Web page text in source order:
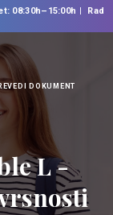
08:30h–15:00h
Rad
DOKUMENT
L -